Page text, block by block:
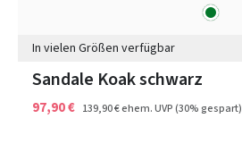
grün
In vielen Größen verfügbar
Sandale Koak schwarz
97,90 € 139,90 €ehem. UVP(30% gespart)